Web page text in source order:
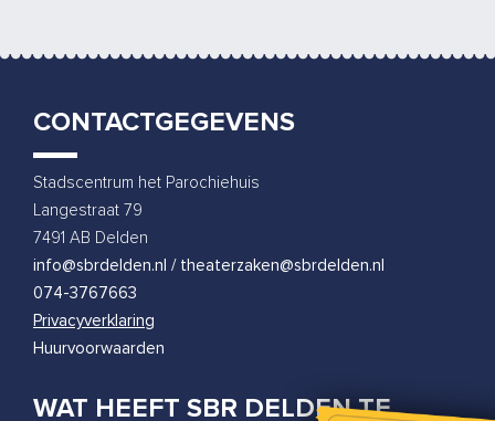
CONTACTGEGEVENS
Stadscentrum het Parochiehuis
Langestraat 79
7491 AB Delden
info@sbrdelden.nl / theaterzaken@sbrdelden.nl
074-3767663
Privacyverklaring
Huurvoorwaarden
WAT HEEFT SBR DELDEN TE